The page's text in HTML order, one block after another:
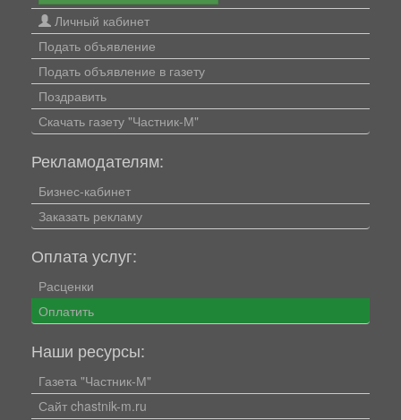
Личный кабинет
Подать объявление
Подать объявление в газету
Поздравить
Скачать газету "Частник-М"
Рекламодателям:
Бизнес-кабинет
Заказать рекламу
Оплата услуг:
Расценки
Оплатить
Наши ресурсы:
Газета "Частник-М"
Сайт chastnik-m.ru